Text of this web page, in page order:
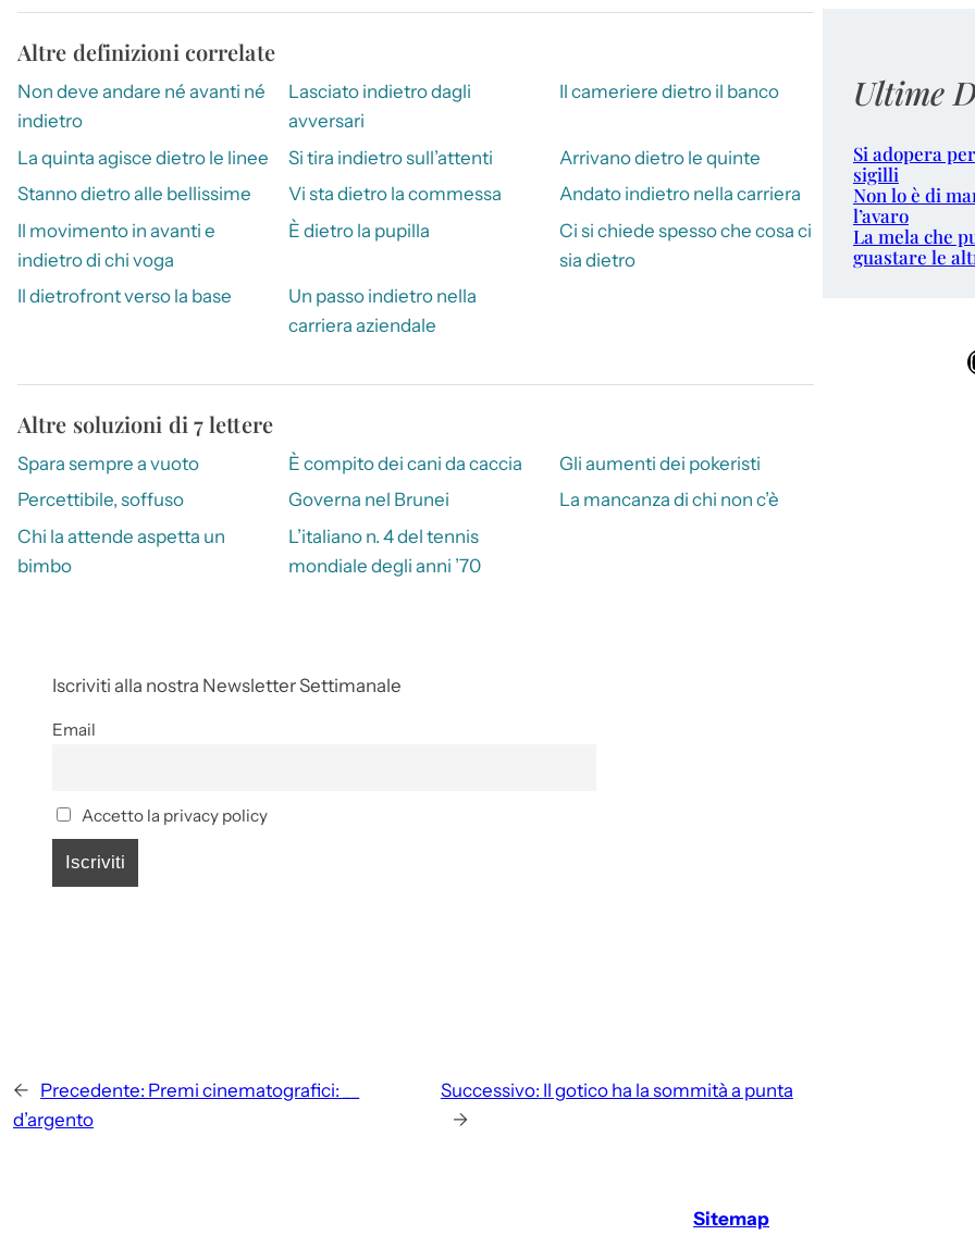
Altre definizioni correlate
Non deve andare né avanti né
indietro
Lasciato indietro dagli
avversari
Il cameriere dietro il banco
La quinta agisce dietro le linee Si tira indietro sull’attenti
Arrivano dietro le quinte
Stanno dietro alle bellissime
Vi sta dietro la commessa
Andato indietro nella carriera
Il movimento in avanti e
indietro di chi voga
È dietro la pupilla
Ci si chiede spesso che cosa ci
sia dietro
Il dietrofront verso la base
Un passo indietro nella
carriera aziendale
Altre soluzioni di 7 lettere
Spara sempre a vuoto È compito dei cani da caccia
Gli aumenti dei pokeristi
Percettibile, soffuso
Governa nel Brunei
La mancanza di chi non c’è
Chi la attende aspetta un
bimbo
L’italiano n. 4 del tennis
mondiale degli anni ’70
Iscriviti alla nostra Newsletter Settimanale
Email
Accetto la privacy policy
← Precedente: Premi cinematografici: __
d’argento
Successivo: Il gotico ha la sommità a punta
→
Ultime
Si adopera
sigilli
Non lo è di
l’avaro
La mela che
guastare le
Sitemap